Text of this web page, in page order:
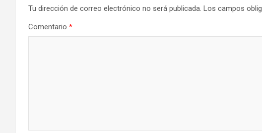
Tu dirección de correo electrónico no será publicada. Los campos
Comentario *